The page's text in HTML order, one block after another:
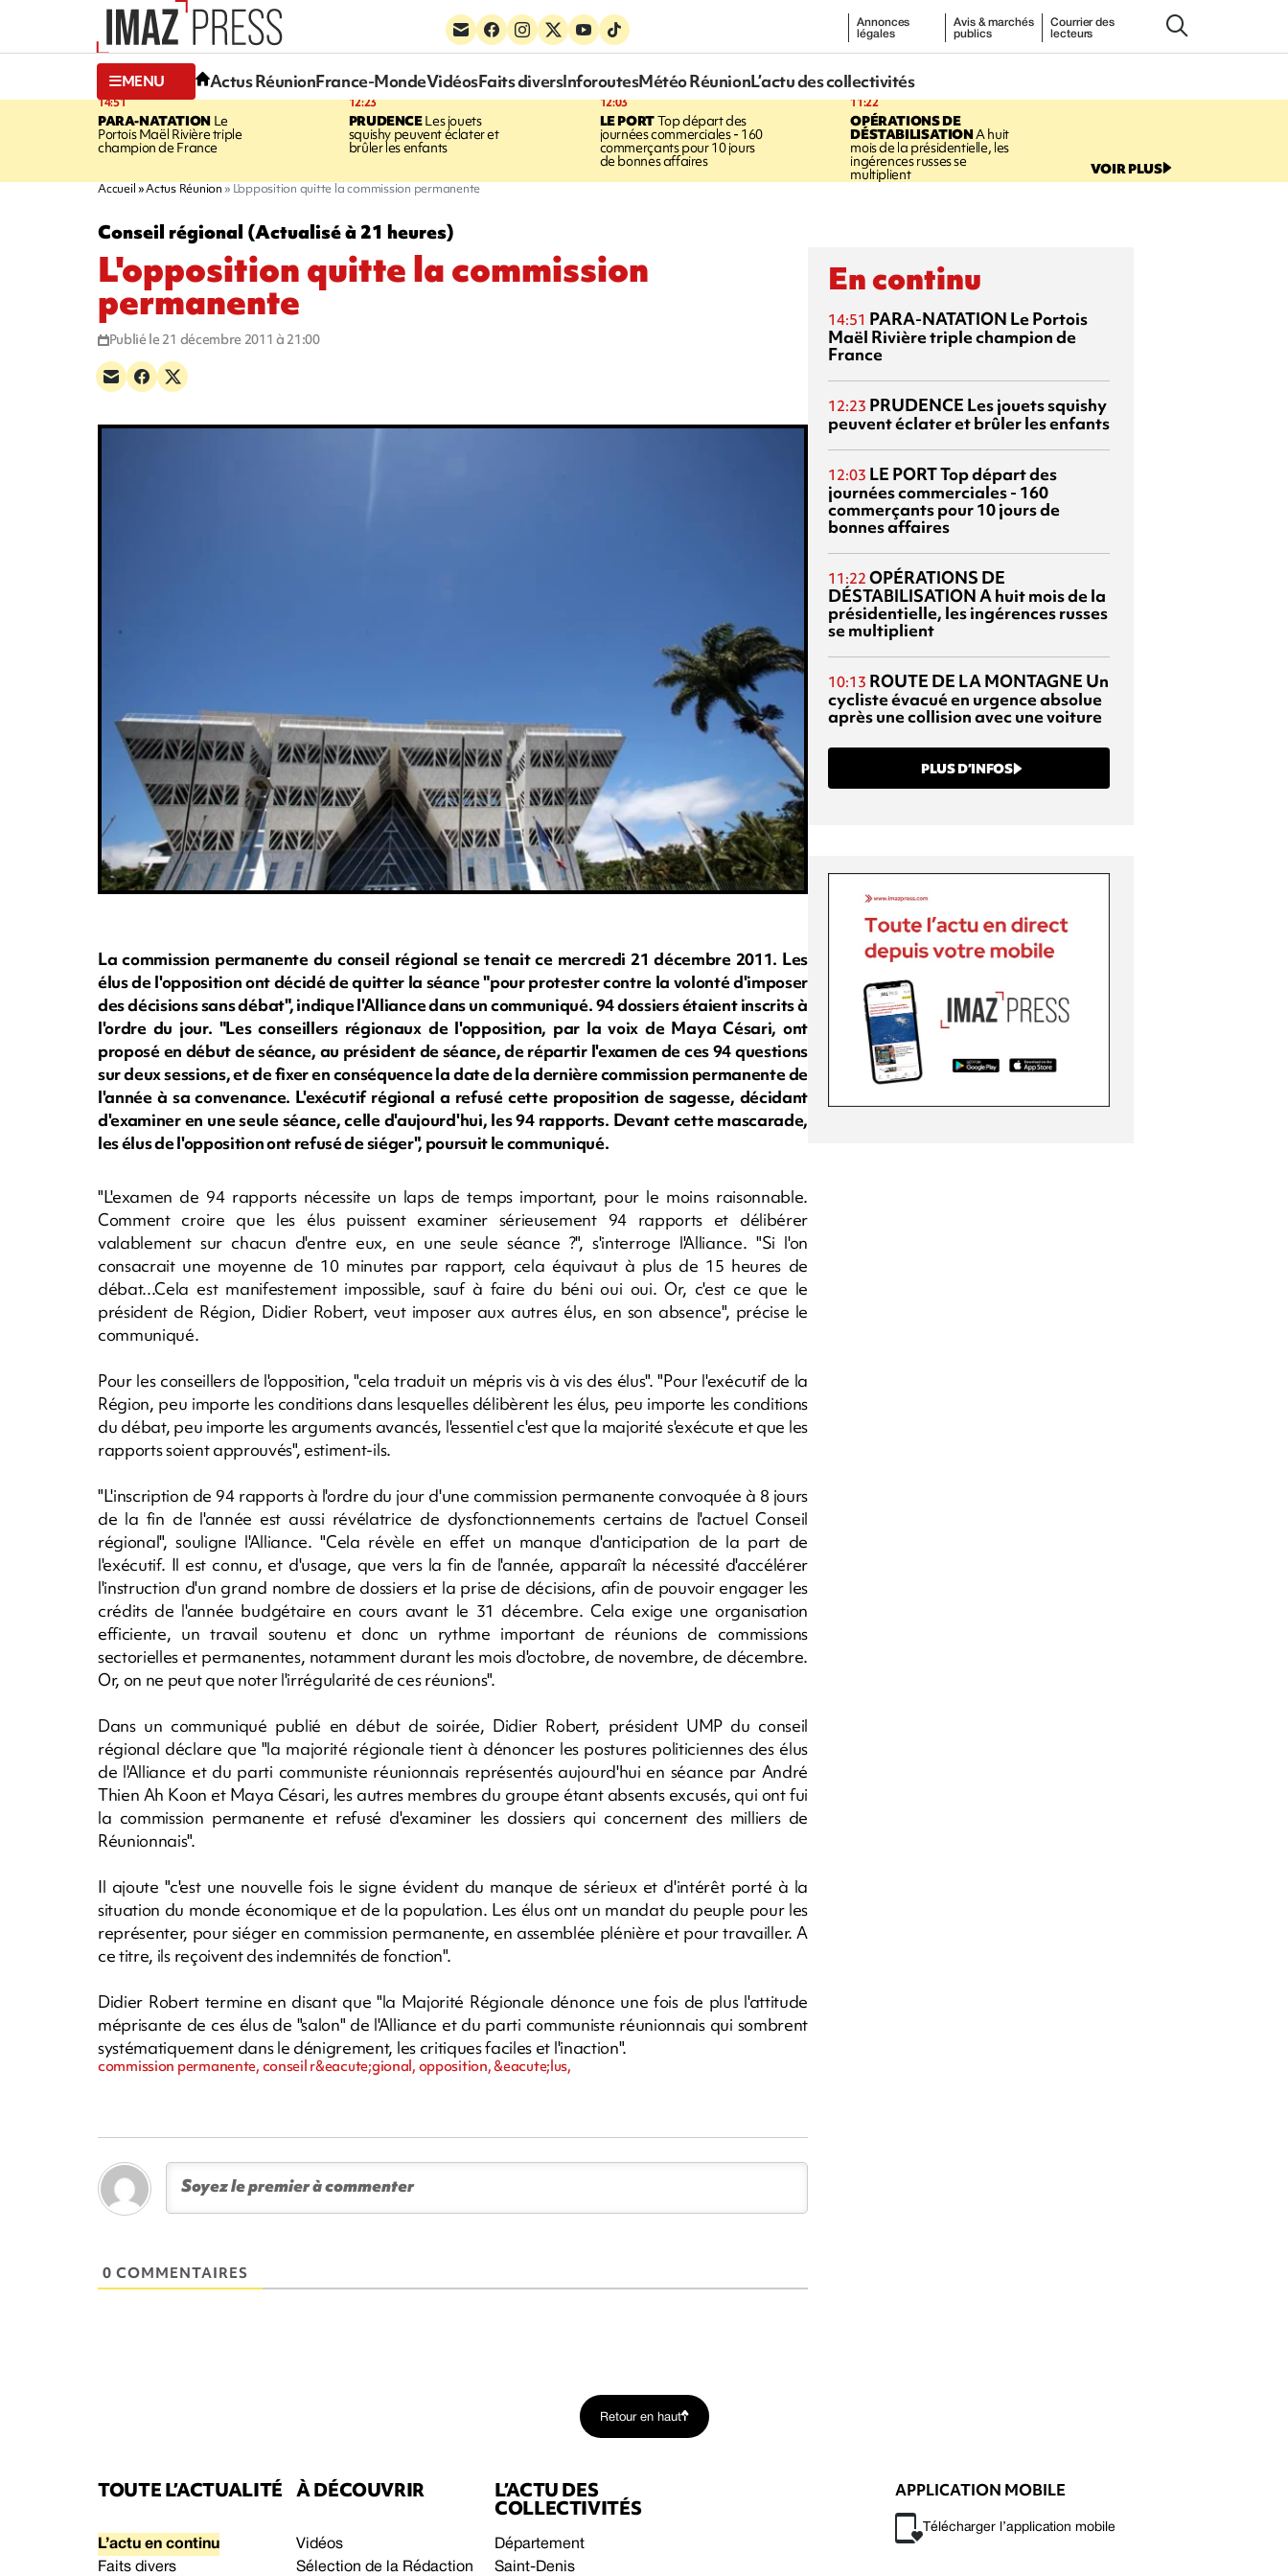
Annonces
légales
Avis & marchés
publics
Courrier des
lecteurs
MENU Actus RéunionFrance-MondeVidéosFaits diversInforoutesMétéo RéunionL’actu des collectivités
14:51
PARA-NATATIONLe
Portois Maël Rivière triple
champion de France
12:23
PRUDENCELes jouets
squishy peuvent éclater et
brûler les enfants
12:03
LE PORTTop départ des
journées commerciales - 160
commerçants pour 10 jours
de bonnes affaires
11:22
OPÉRATIONS DE
DÉSTABILISATIONA huit
mois de la présidentielle, les
ingérences russes se
multiplient VOIR PLUS
Accueil Actus Réunion L'opposition quitte la commission permanente
Conseil régional (Actualisé à 21 heures)
L'opposition quitte la commission
permanente
Publié le 21 décembre 2011 à 21:00
La commission permanente du conseil régional se tenait ce mercredi 21 décembre 2011. Les
élus de l'opposition ont décidé de quitter la séance "pour protester contre la volonté d'imposer
des décisions sans débat", indique l'Alliance dans un communiqué. 94 dossiers étaient inscrits à
l'ordre du jour. "Les conseillers régionaux de l'opposition, par la voix de Maya Césari, ont
proposé en début de séance, au président de séance, de répartir l'examen de ces 94 questions
sur deux sessions, et de fixer en conséquence la date de la dernière commission permanente de
l'année à sa convenance. L'exécutif régional a refusé cette proposition de sagesse, décidant
d'examiner en une seule séance, celle d'aujourd'hui, les 94 rapports. Devant cette mascarade,
les élus de l'opposition ont refusé de siéger", poursuit le communiqué.
"L'examen de 94 rapports nécessite un laps de temps important, pour le moins raisonnable.
Comment croire que les élus puissent examiner sérieusement 94 rapports et délibérer
valablement sur chacun d'entre eux, en une seule séance ?", s'interroge l'Alliance. "Si l'on
consacrait une moyenne de 10 minutes par rapport, cela équivaut à plus de 15 heures de
débat...Cela est manifestement impossible, sauf à faire du béni oui oui. Or, c'est ce que le
président de Région, Didier Robert, veut imposer aux autres élus, en son absence", précise le
communiqué.
Pour les conseillers de l'opposition, "cela traduit un mépris vis à vis des élus". "Pour l'exécutif de la
Région, peu importe les conditions dans lesquelles délibèrent les élus, peu importe les conditions
du débat, peu importe les arguments avancés, l'essentiel c'est que la majorité s'exécute et que les
rapports soient approuvés", estiment-ils.
"L'inscription de 94 rapports à l'ordre du jour d'une commission permanente convoquée à 8 jours
de la fin de l'année est aussi révélatrice de dysfonctionnements certains de l'actuel Conseil
régional", souligne l'Alliance. "Cela révèle en effet un manque d'anticipation de la part de
l'exécutif. Il est connu, et d'usage, que vers la fin de l'année, apparaît la nécessité d'accélérer
l'instruction d'un grand nombre de dossiers et la prise de décisions, afin de pouvoir engager les
crédits de l'année budgétaire en cours avant le 31 décembre. Cela exige une organisation
efficiente, un travail soutenu et donc un rythme important de réunions de commissions
sectorielles et permanentes, notamment durant les mois d'octobre, de novembre, de décembre.
Or, on ne peut que noter l'irrégularité de ces réunions".
Dans un communiqué publié en début de soirée, Didier Robert, président UMP du conseil
régional déclare que "la majorité régionale tient à dénoncer les postures politiciennes des élus
de l'Alliance et du parti communiste réunionnais représentés aujourd'hui en séance par André
Thien Ah Koon et Maya Césari, les autres membres du groupe étant absents excusés, qui ont fui
la commission permanente et refusé d'examiner les dossiers qui concernent des milliers de
Réunionnais".
Il ajoute "c'est une nouvelle fois le signe évident du manque de sérieux et d'intérêt porté à la
situation du monde économique et de la population. Les élus ont un mandat du peuple pour les
représenter, pour siéger en commission permanente, en assemblée plénière et pour travailler. A
ce titre, ils reçoivent des indemnités de fonction".
Didier Robert termine en disant que "la Majorité Régionale dénonce une fois de plus l'attitude
méprisante de ces élus de "salon" de l'Alliance et du parti communiste réunionnais qui sombrent
systématiquement dans le dénigrement, les critiques faciles et l'inaction".
commission permanente, conseil r&eacute;gional, opposition, &eacute;lus,
0 COMMENTAIRES
En continu
14:51 PARA-NATATION Le Portois
Maël Rivière triple champion de
France
12:23 PRUDENCE Les jouets squishy
peuvent éclater et brûler les enfants
12:03 LE PORTTop départ des
journées commerciales - 160
commerçants pour 10 jours de
bonnes affaires
11:22 OPÉRATIONS DE
DÉSTABILISATIONA huit mois de la
présidentielle, les ingérences russes
se multiplient
10:13 ROUTE DE LA MONTAGNE Un
cycliste évacué en urgence absolue
après une collision avec une voiture
PLUS D’INFOS
Retour en haut
TOUTE L’ACTUALITÉ
L’actu en continu
Faits divers
À DÉCOUVRIR
Vidéos
Sélection de la Rédaction
L’ACTU DES
COLLECTIVITÉS
Département
Saint-Denis
APPLICATION MOBILE
Télécharger l’application mobile